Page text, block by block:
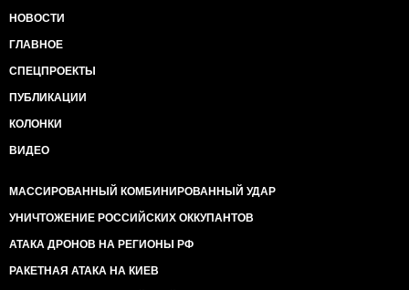
НОВОСТИ
ГЛАВНОЕ
СПЕЦПРОЕКТЫ
ПУБЛИКАЦИИ
КОЛОНКИ
ВИДЕО
МАССИРОВАННЫЙ КОМБИНИРОВАННЫЙ УДАР
УНИЧТОЖЕНИЕ РОССИЙСКИХ ОККУПАНТОВ
АТАКА ДРОНОВ НА РЕГИОНЫ РФ
РАКЕТНАЯ АТАКА НА КИЕВ